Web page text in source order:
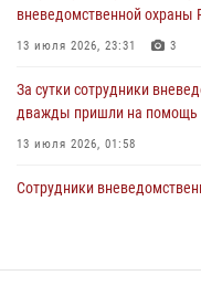
27 июля 2026, 02:30
вневедомственной охраны
13 июля 2026, 23:31 3
За сутки сотрудники
дважды пришли на помощь
13 июля 2026, 01:58
Сотрудники